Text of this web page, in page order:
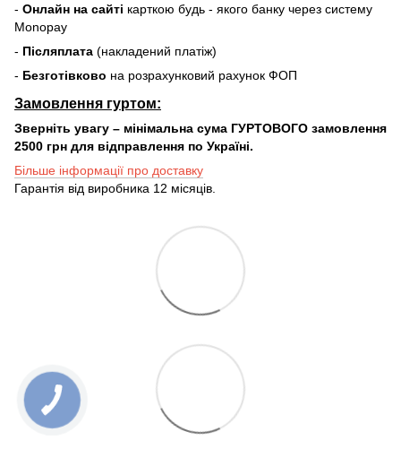
- Онлайн на сайті карткою будь - якого банку через систему
Monopay
- Післяплата (накладений платіж)
- Безготівково на розрахунковий рахунок ФОП
Замовлення гуртом:
Зверніть увагу – мінімальна сума ГУРТОВОГО замовлення
2500 грн для відправлення по Україні.
Більше інформації про доставку
Гарантія від виробника 12 місяців.